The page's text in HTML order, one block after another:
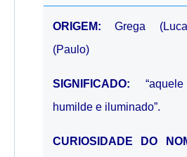
ORIGEM:Grega
(Paulo)
SIGNIFICADO:
humilde e iluminado”.
CURIOSIDADE DO